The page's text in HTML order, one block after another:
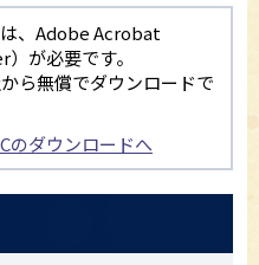
、Adobe Acrobat
が必要です。
ら無償でダウンロードで
のダウンロードへ